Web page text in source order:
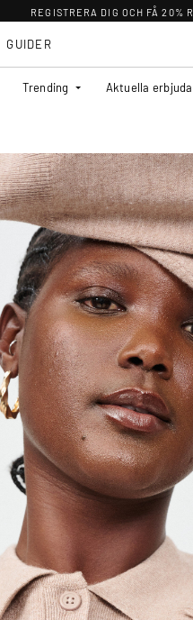
REGISTRERA DIG OCH FÅ 20%
Trending Aktuella
GUIDER